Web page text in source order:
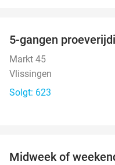
5-gangen
Markt 45
Vlissingen
Solgt: 623
Midweek of